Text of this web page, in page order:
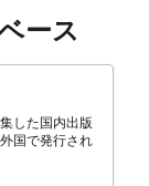
ース
した国内出版
外国で発行され